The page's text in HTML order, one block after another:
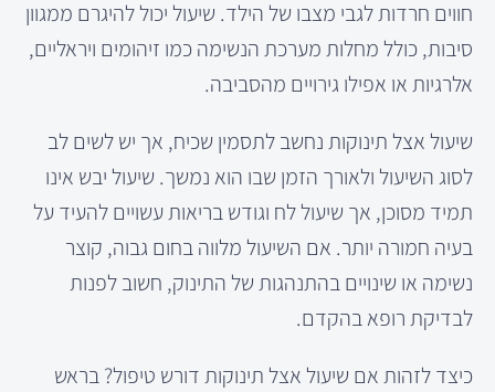
חווים חרדות לגבי מצבו של הילד. שיעול יכול להיגרם ממגוון
סיבות, כולל מחלות מערכת הנשימה כמו זיהומים ויראליים,
אלרגיות או אפילו גירויים מהסביבה.
שיעול אצל תינוקות נחשב לתסמין שכיח, אך יש לשים לב
לסוג השיעול ולאורך הזמן שבו הוא נמשך. שיעול יבש אינו
תמיד מסוכן, אך שיעול לח וגודש בריאות עשויים להעיד על
בעיה חמורה יותר. אם השיעול מלווה בחום גבוה, קוצר
נשימה או שינויים בהתנהגות של התינוק, חשוב לפנות
לבדיקת רופא בהקדם.
כיצד לזהות אם שיעול אצל תינוקות דורש טיפול? בראש